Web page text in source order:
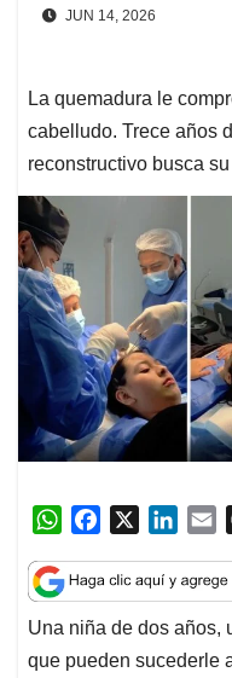
JUN 14, 2026
La quemadura le
cabelludo. Trece años
reconstructivo busca
W
a
t
s
A
c
e
b
o
n
k
e
d
a
i
l
Una niña de dos años,
que pueden sucederle